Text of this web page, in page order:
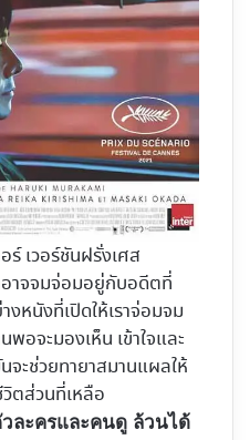
ร์ เวอร์ชันฝรั่งเศส
อาจจมจ่อมอยู่กับอดีตที่
งหนังที่เปิดให้เราจ่อมจม
อจะมองเห็น เข้าใจและ
จะช่วยทายาสมานแผลให้
ตส่วนที่เหลือ
ละครและคนดู ล้วนได้